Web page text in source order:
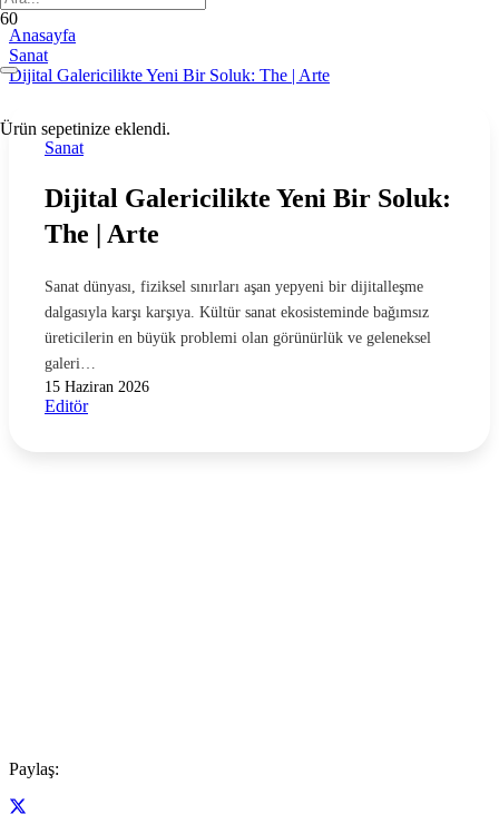
Ürün sepetinize eklendi.
Anasayfa
Sanat
Dijital Galericilikte Yeni Bir Soluk: The | Arte
Sanat
Dijital Galericilikte Yeni Bir Soluk:
The | Arte
Sanat dünyası, fiziksel sınırları aşan yepyeni bir dijitalleşme
dalgasıyla karşı karşıya. Kültür sanat ekosisteminde bağımsız
üreticilerin en büyük problemi olan görünürlük ve geleneksel
galeri…
15 Haziran 2026
Editör
Paylaş: